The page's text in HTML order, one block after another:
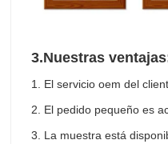
3.Nuestras
1. El servicio oem del
2. El pedido pequeño es
3. La muestra está